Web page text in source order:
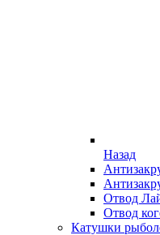
Назад
Отвод
Отвод
Катушки